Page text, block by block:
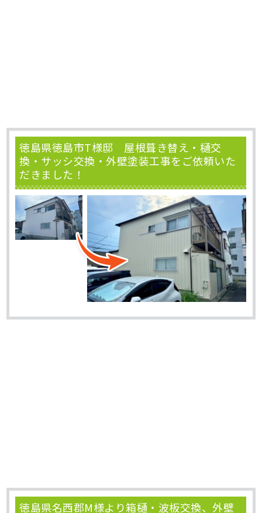
徳島県徳島市T様邸 屋根葺き替え・樋交
換・サッシ交換・外壁塗装工事をご依頼いた
だきました！
徳島県名西郡M様より箱樋・波板交換、外壁